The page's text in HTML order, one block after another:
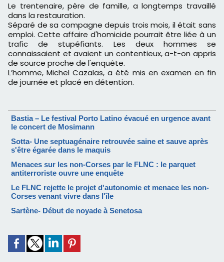
Le trentenaire, père de famille, a longtemps travaillé
dans la restauration.
Séparé de sa compagne depuis trois mois, il était sans
emploi. Cette affaire d'homicide pourrait être liée à un
trafic de stupéfiants. Les deux hommes se
connaissaient et avaient un contentieux, a-t-on appris
de source proche de l'enquête.
L’homme, Michel Cazalas, a été mis en examen en fin
de journée et placé en détention.
Bastia – Le festival Porto Latino évacué en urgence avant
le concert de Mosimann
Sotta- Une septuagénaire retrouvée saine et sauve après
s'être égarée dans le maquis
Menaces sur les non-Corses par le FLNC : le parquet
antiterroriste ouvre une enquête
Le FLNC rejette le projet d'autonomie et menace les non-
Corses venant vivre dans l'île
Sartène- Début de noyade à Senetosa